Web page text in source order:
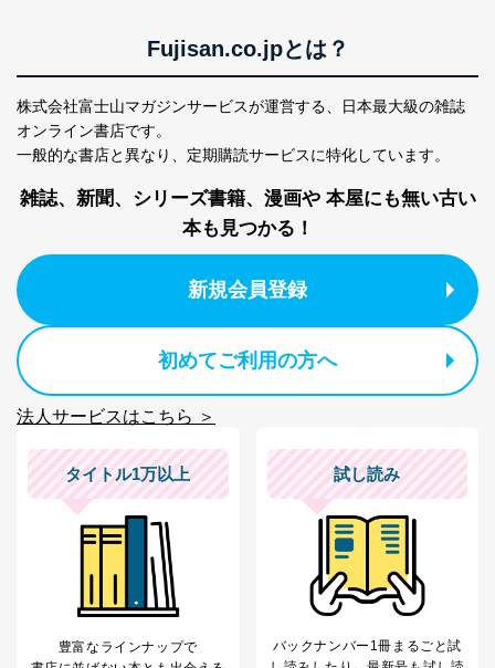
委託・提供先企業は具体的には以下のような企業です
が、これらに限りません。
トカード決済などの決済代行・料金回収会社、広
告配信サービス会社
提供先：出版社、出版物発売元、卸売会社、販売
店など商品の供給者、梱包会社、配送会社、新聞
販売店などの梱包・配送・配達会社
４．開示対象個人情報の「開示」「訂正」等の請求につ
いて
当社は、本人から、開示対象個人情報について利用目的
利用目的の通知を行なうことはできません。そのとき
説明させていただきます。
①利用目的を本人に通知し、又は公表することによって
本人又は第三者の生命、身体、財産その他の権利利益を
害するおそれがある場合
②利用目的を本人に通知し、又は公表することによって
当該事業者の権利又は正当な利益を害するおそれがある
場合
③国の機関又は地方公共団体が法令の定める事務を遂行
することに対して協力する必要がある場合であって、利
用目的を本人に通知し、又は公表することによって当該
事務の遂行に支障を及ぼすおそれがあるとき
④開示対象個人情報の利用目的が明らかな場合
Fujisan.co.jpとは？
株式会社富士山マガジンサービスが運営する、
日本最大級の雑誌
オンライン書店です。
一般的な書店と異なり、 定期購読サービスに特化しています。
雑誌、新聞、シリーズ書籍、漫画や 本屋にも無い古い
本も見つかる！
新規会員登録
初めてご利用の方へ
法人サービスはこちら ＞
タイトル1万以上
豊富なラインナップで
試し読み
バックナンバー1冊まるごと試